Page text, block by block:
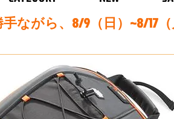
ながら、8/9（日）~8/17